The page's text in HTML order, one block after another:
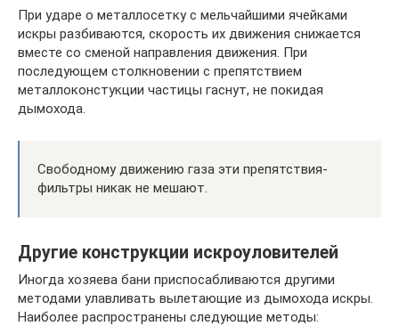
При ударе о металлосетку с мельчайшими ячейками
искры разбиваются, скорость их движения снижается
вместе со сменой направления движения. При
последующем столкновении с препятствием
металлоконстукции частицы гаснут, не покидая
дымохода.
Свободному движению газа эти препятствия-
фильтры никак не мешают.
Другие конструкции искроуловителей
Иногда хозяева бани приспосабливаются другими
методами улавливать вылетающие из дымохода искры.
Наиболее распространены следующие методы: